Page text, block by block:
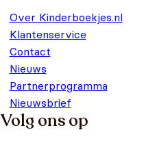
Over Kinderboekjes.nl
Klantenservice
Contact
Nieuws
Partnerprogramma
Nieuwsbrief
Volg ons op